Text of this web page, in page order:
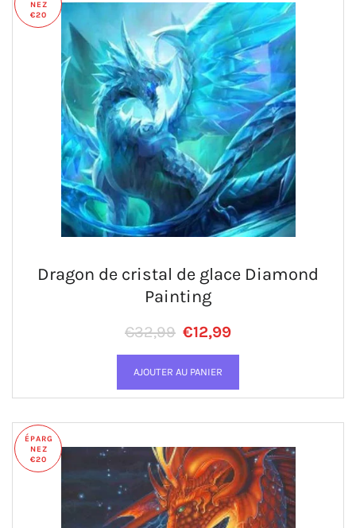
NEZ
€20
Dragon de cristal de glace Diamond
Painting
Prix régulier
€32,99 PRIX RÉDUIT
€12,99
ÉPARG
NEZ
€20